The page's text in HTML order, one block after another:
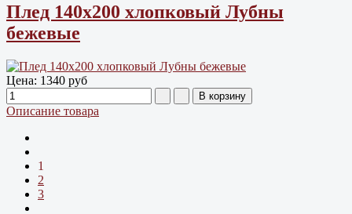
Плед 140х200 хлопковый Лубны
бежевые
Цена: 1340 руб
Описание товара
1
2
3